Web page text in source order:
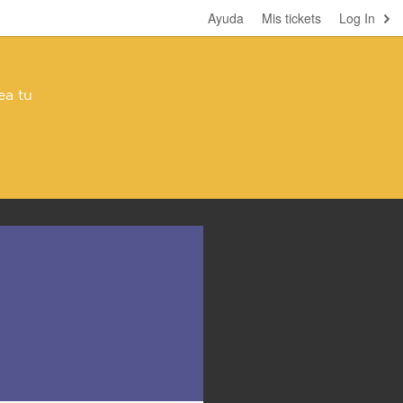
Log In
Mis tickets
Ayuda
tu